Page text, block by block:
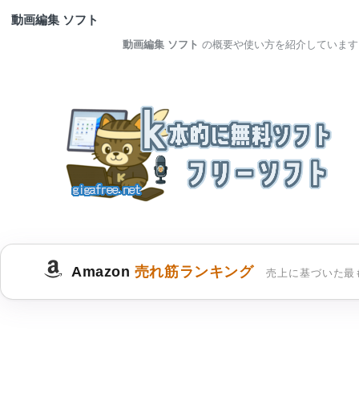
動画編集 ソフト
動画編集 ソフト の概要や使い方を紹介しています
Amazon 売れ筋ランキング 売上に基づいた最